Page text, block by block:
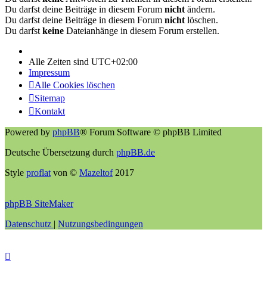
Du darfst deine Beiträge in diesem Forum nicht ändern.
Du darfst deine Beiträge in diesem Forum nicht löschen.
Du darfst keine Dateianhänge in diesem Forum erstellen.
Alle Zeiten sind UTC+02:00
Impressum
Alle Cookies löschen
Sitemap
Kontakt
Powered by phpBB® Forum Software © phpBB Limited
Deutsche Übersetzung durch phpBB.de
Style proflat von © Mazeltof2017
phpBB SiteMaker
Datenschutz | Nutzungsbedingungen